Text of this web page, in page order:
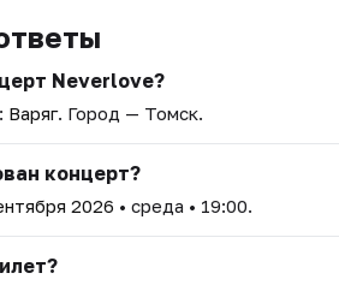
Neverlove?
Варяг. Город — Томск.
концерт?
2026 • среда • 19:00.